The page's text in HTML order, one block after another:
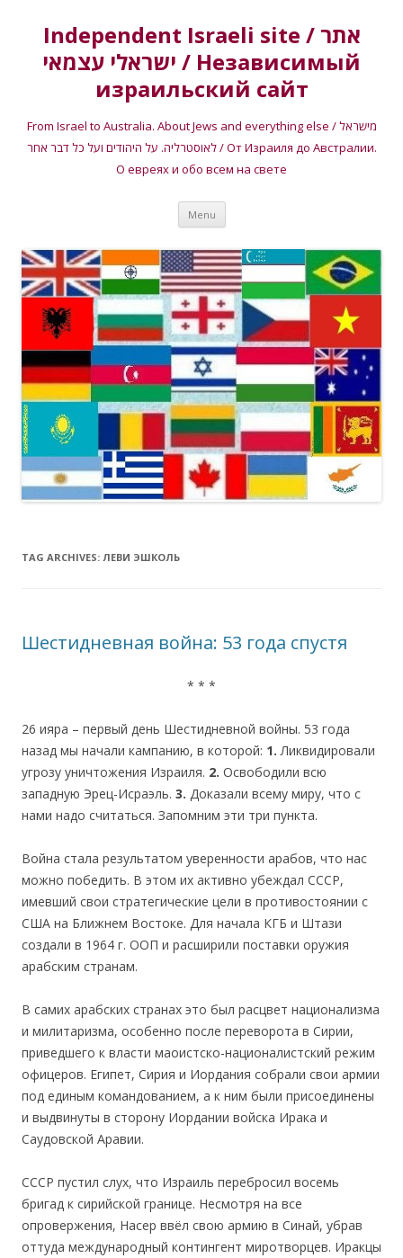
Independent Israeli site / אתר
ישראלי עצמאי / Независимый
израильский сайт
From Israel to Australia. About Jews and everything else / מישראל
לאוסטרליה. על היהודים ועל כל דבר אחר / От Израиля до Австралии.
О евреях и обо всем на свете
Menu Skip
content
TAG ARCHIVES: ЛЕВИ ЭШКОЛЬ
Шестидневная война: 53 года спустя
* * *
26 ияра – первый день Шестидневной войны. 53 года
назад мы начали кампанию, в которой: 1. Ликвидировали
угрозу уничтожения Израиля. 2. Освободили всю
западную Эрец-Исраэль. 3. Доказали всему миру, что с
нами надо считаться. Запомним эти три пункта.
Война стала результатом уверенности арабов, что нас
можно победить. В этом их активно убеждал СССР,
имевший свои стратегические цели в противостоянии с
США на Ближнем Востоке. Для начала КГБ и Штази
создали в 1964 г. ООП и расширили поставки оружия
арабским странам.
В самих арабских странах это был расцвет национализма
и милитаризма, особенно после переворота в Сирии,
приведшего к власти маоистско-националистский режим
офицеров. Египет, Сирия и Иордания собрали свои армии
под единым командованием, а к ним были присоединены
и выдвинуты в сторону Иордании войска Ирака и
Саудовской Аравии.
СССР пустил слух, что Израиль перебросил восемь
бригад к сирийской границе. Несмотря на все
опровержения, Насер ввёл свою армию в Синай, убрав
оттуда международный контингент миротворцев. Иракцы